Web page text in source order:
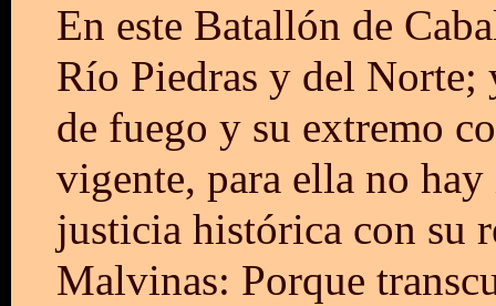
En este Batallón de
Río Piedras y del Norte;
de fuego y su extremo
vigente, para ella no
justicia histórica con su
Malvinas: Porque